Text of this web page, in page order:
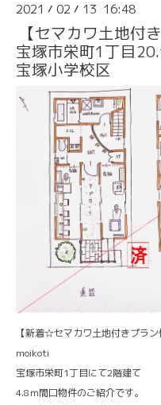
2021 / 02 / 13 16:48
【セマカワ土地付
宝塚市栄町1丁目
宝塚小学校区
【新着☆セマカワ土地付きプラン
moikoti
宝塚市栄町1丁目にて2階建て
4.8ｍ間口物件のご紹介です。